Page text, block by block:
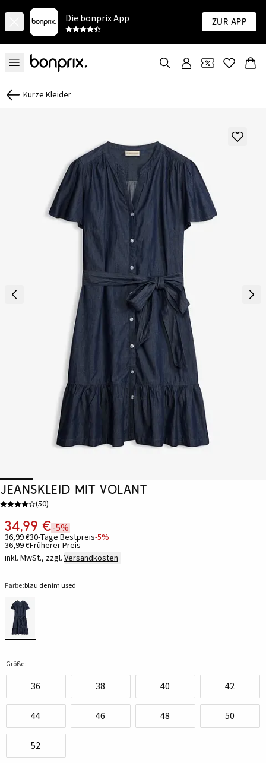
Die bonprix App Zur App
Kurze Kleider
Jeanskleid mit Volant
(50)
34,99 €-5%
36,99 €30-Tage Bestpreis-5%
36,99 €Früherer Preis
inkl. MwSt., zzgl. Versandkosten
Farbe:blau denim used
Größe:
36 38 40 42
44 46 48 50
52